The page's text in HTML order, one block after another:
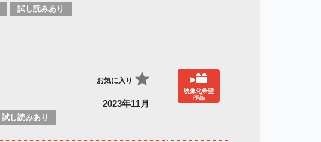
試し読みあり
お気に入り
2023年11月
試し読みあり
映像化希望
作品